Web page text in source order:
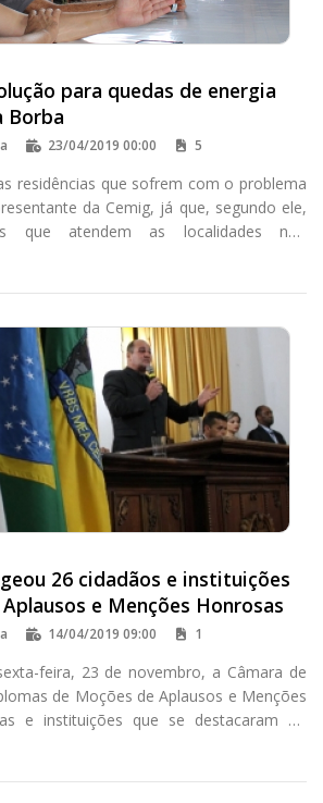
para quedas de energia
Borba
23/04/2019 00:00 5
residências que sofrem com o problema
da Cemig, já que, segundo ele,
que atendem as localidades não
26 cidadãos e instituições
e Menções Honrosas
14/04/2019 09:00 1
feira, 23 de novembro, a Câmara de
de Moções de Aplausos e Menções
e instituições que se destacaram ao